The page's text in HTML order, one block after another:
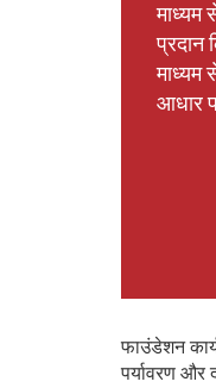
माध्यम
प्रदान
माध्यम
आधार
फाउंडेशन
पर्यावरण